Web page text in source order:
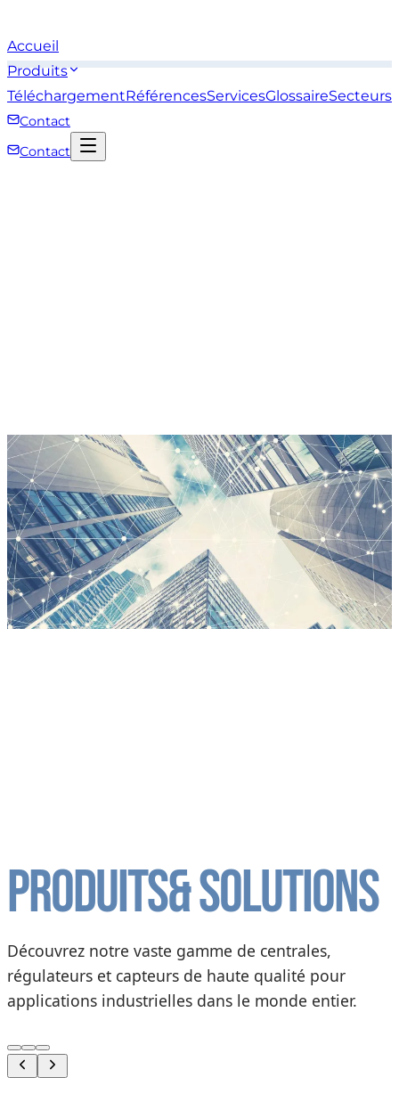
Accueil
Produits
TéléchargementRéférencesServicesGlossaireSecteurs
Contact
Contact
Produits& solutions
Découvrez notre vaste gamme de centrales,
régulateurs et capteurs de haute qualité pour
applications industrielles dans le monde entier.